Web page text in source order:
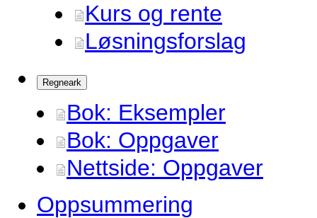
Kurs og rente
Løsningsforslag
Regneark
Bok: Eksempler
Bok: Oppgaver
Nettside: Oppgaver
Oppsummering